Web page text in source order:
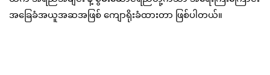
အခြေခံအယူအဆအဖြစ် ကျောရိုးခံထားတာ ဖြစ်ပါတယ်။